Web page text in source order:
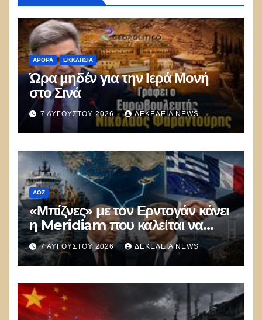
ΑΡΘΡΑ ΕΚΚΛΗΣΊΑ
Ώρα μηδέν για την Ιερά Μονή
στο Σινά
7 ΑΥΓΟΎΣΤΟΥ 2026 ΔΕΚΈΛΕΙΑ NEWS
ΑΟΖ
«Μπίζνες» με τον Ερντογάν κάνει
η Meridiam που καλείται να
ξεμπλοκάρει το καλώδιο
Ελλάδας–Κύπρου
7 ΑΥΓΟΎΣΤΟΥ 2026 ΔΕΚΈΛΕΙΑ NEWS